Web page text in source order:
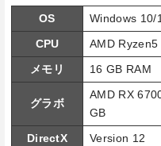
OS
Windows 10/
CPU
AMD
メモリ
16 GB RAM
グラボ
AMD RX
GB
DirectX
Version 12